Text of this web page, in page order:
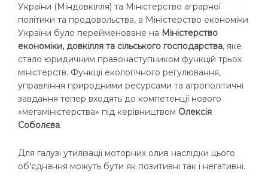
України (Міндовкілля) та Міністерство аграрної
політики та продовольства, а Міністерство економіки
України було перейменоване на Міністерство
економіки, довкілля та сільського господарства, яке
стало юридичним правонаступником функцій трьох
міністерств. Функції екологічного регулювання,
управління природними ресурсами та агрополітичні
завдання тепер входять до компетенції нового
«мегаміністерства» під керівництвом Олексія
Соболєва.
Для галузі утилізації моторних олив наслідки цього
об’єднання можуть бути як позитивні так і негативні.